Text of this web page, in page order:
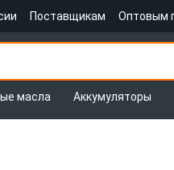
Поставщикам Оптовым
масла Аккумуляторы